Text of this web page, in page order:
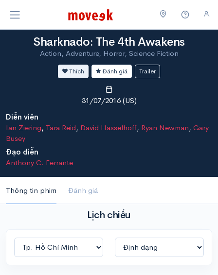
Sharknado: The 4th Awakens
Action, Adventure, Horror, Science Fiction
Thích Đánh giá Trailer
31/07/2016 (US)
Diễn viên
Ian Ziering, Tara Reid, David Hasselhoff, Ryan Newman, Gary
Busey
Đạo diễn
Anthony C. Ferrante
Thông tin phim Đánh giá
Lịch chiếu